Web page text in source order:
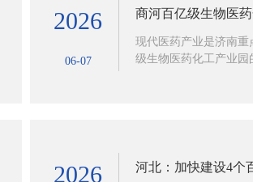
2026
06-07
商河百亿级生物医
现代医药产业是济南重
级生物医药化工产业园
2026 河北：加快建设4个